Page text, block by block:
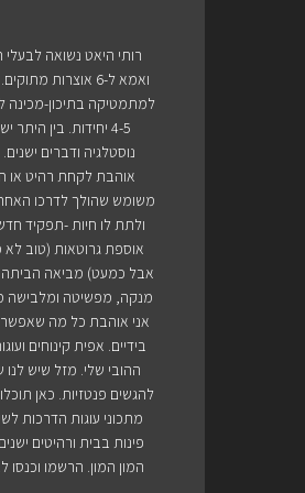
רותי היאט נשואה לבעלי
ואמא ל-6 אוצרות
למתמטיקה בתיכון-מכינה
4-5 יחידות. בין היתר
נוסטלגיה ודברים ישנים.
אוהבת לקחת רהיט או
משומש שהולך לדרכו
ולתת לו חיות -תפקיד
אוספת גרוטאות (טוב
אבל כמעט) מביאה הביתה
מנקה, מפשיטה ומלבישה
אני אוהבת כל מה שאפשר
בידיים. אפית קינוחים
ההובי שלי. מזל שיש
להגשים פנטזיות. כאן
מתכוני עוגות הדרכות
פינות בבית ורהיטים
המון המון. הרשמו וכנסו